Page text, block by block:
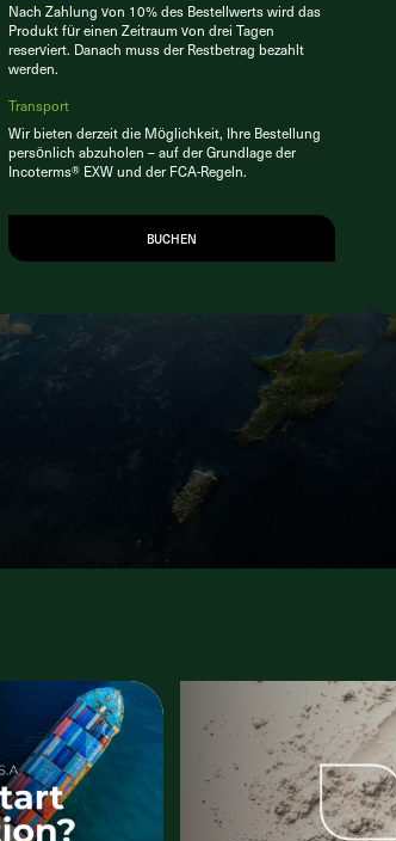
Nach Zahlung von 10% des Bestellwerts wird das
Produkt für einen Zeitraum von drei Tagen
reserviert. Danach muss der Restbetrag bezahlt
werden.
Transport
Wir bieten derzeit die Möglichkeit, Ihre Bestellung
persönlich abzuholen – auf der Grundlage der
Incoterms® EXW und der FCA-Regeln.
BUCHEN